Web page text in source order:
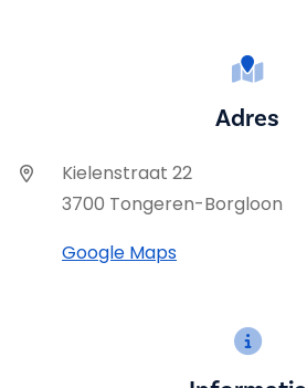
Adres
Kielenstraat 22
3700 Tongeren-Borgloon
Google Maps